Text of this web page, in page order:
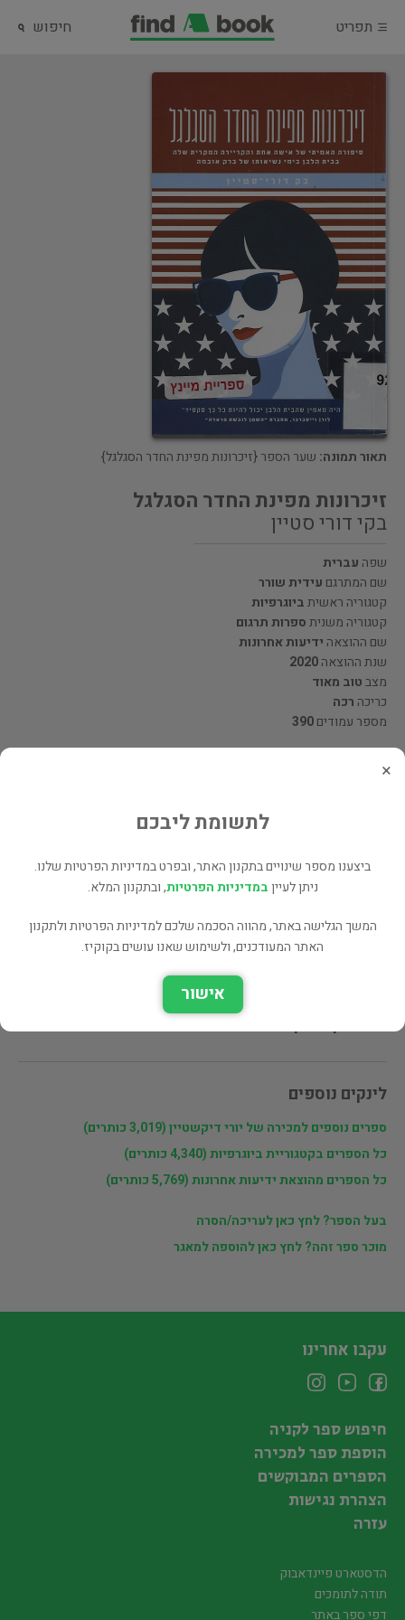
תפריט חיפוש
תאור תמונה: שער הספר {זיכרונות מפינת החדר הסגלגל}
זיכרונות מפינת החדר הסגלגל
בקי דורי סטיין
שפה עברית
שם המתרגם עידית שורר
קטגוריה ראשיתביוגרפיות
קטגוריה משניתספרות תרגום
שם ההוצאה ידיעות אחרונות
שנת ההוצאה2020
מצבטוב מאוד
כריכה רכה
מספר עמודים390
מחיר 47 ₪
לינקים נוספים
ספרים נוספים למכירה של יורי דיקשטיין (3,019 כותרים)
כל הספרים בקטגוריית ביוגרפיות (4,340 כותרים)
כל הספרים מהוצאת ידיעות אחרונות (5,769 כותרים)
בעל הספר? לחץ כאן לעריכה/הסרה
מוכר ספר זהה? לחץ כאן להוספה למאגר
×
לתשומת ליבכם
ביצענו מספר שינויים בתקנון האתר, ובפרט במדיניות הפרטיות שלנו.
ניתן לעייןבמדיניות הפרטיות, ובתקנון המלא.
המשך הגלישה באתר, מהווה הסכמה שלכם למדיניות הפרטיות ולתקנון
האתר המעודכנים, ולשימוש שאנו עושים בקוקיז.
אישור
עקבו אחרינו
חיפוש ספר לקניה
הוספת ספר למכירה
הספרים המבוקשים
הצהרת נגישות
עזרה
הדסטארט פיינדאבוק
תודה לתומכים
דפי ספר באתר